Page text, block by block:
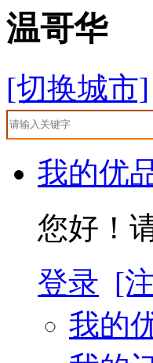
温哥华
[切换城市]
我的优
您好！
登录 [
我的